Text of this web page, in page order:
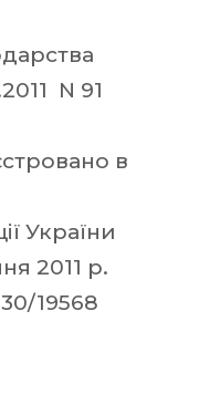
91
в
р.